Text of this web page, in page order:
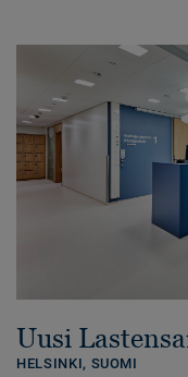
Uusi
HELSINKI, SUOMI